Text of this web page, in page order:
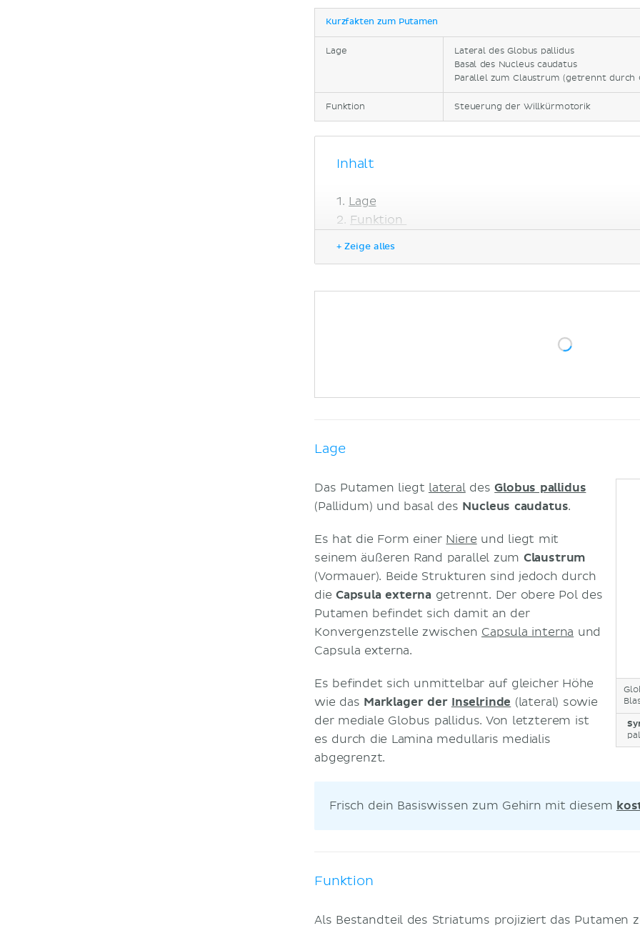
Kurzfakten zum Putamen
Lage
Lateral des Globus pallidus
Basal des Nucleus caudatus
Parallel zum Claustrum (getrennt durch
Funktion Steuerung der Willkürmotorik
Inhalt
Lage
Funktion
+ Zeige alles
Lage
Das Putamen liegt lateraldesGlobus pallidus
(Pallidum) und basal des Nucleus caudatus.
Es hat die Form einer Niere und liegt mit
seinem äußeren Rand parallel zum Claustrum
(Vormauer). Beide Strukturen sind jedoch durch
die Capsula externa getrennt. Der obere Pol des
Putamen befindet sich damit an der
Konvergenzstelle zwischen Capsula interna und
Capsula externa.
Es befindet sich unmittelbar auf gleicher Höhe
wie das Marklager der Inselrinde (lateral) sowie
der mediale Globus pallidus. Von letzterem ist
es durch die Lamina medullaris medialis
abgegrenzt.
Frisch dein Basiswissen zum Gehirn mit diesem
Funktion
Als Bestandteil des Striatums projiziert das Putamen